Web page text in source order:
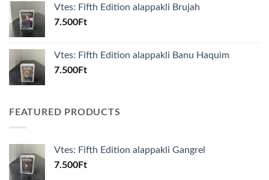
Vtes: Fifth Edition alappakli Brujah
7.500Ft
Vtes: Fifth Edition alappakli Banu Haquim
7.500Ft
FEATURED PRODUCTS
Vtes: Fifth Edition alappakli Gangrel
7.500Ft